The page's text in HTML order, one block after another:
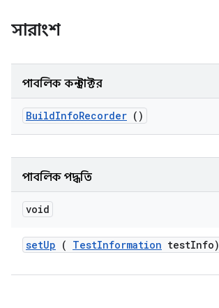
সারাংশ
পাবলিক কনস্ট্রাক্টর
BuildInfoRecorder ()
পাবলিক পদ্ধতি
void
setUp ( TestInformation testInfo)